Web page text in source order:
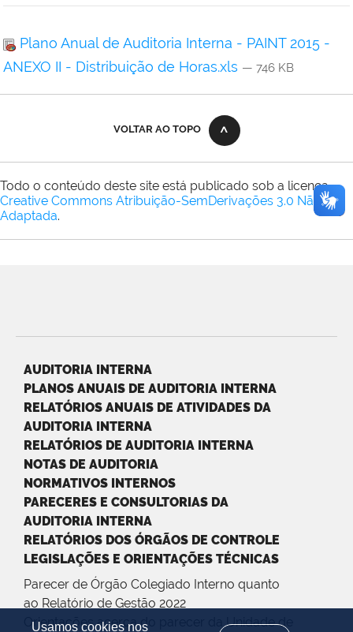
Usamos cookies nos
Plano Anual de Auditoria Interna - PAINT 2015 -
ANEXO II - Distribuição de Horas.xls — 746 KB
VOLTAR AO TOPO
Todo o conteúdo deste site está publicado sob a licença
Creative Commons Atribuição-SemDerivações 3.0 Não
Adaptada.
AUDITORIA INTERNA
PLANOS ANUAIS DE AUDITORIA INTERNA
RELATÓRIOS ANUAIS DE ATIVIDADES DA
AUDITORIA INTERNA
RELATÓRIOS DE AUDITORIA INTERNA
NOTAS DE AUDITORIA
NORMATIVOS INTERNOS
PARECERES E CONSULTORIAS DA
AUDITORIA INTERNA
RELATÓRIOS DOS ÓRGÃOS DE CONTROLE
LEGISLAÇÕES E ORIENTAÇÕES TÉCNICAS
Parecer de Órgão Colegiado Interno quanto
ao Relatório de Gestão 2022
Orientações acerca do parecer da Unidade de